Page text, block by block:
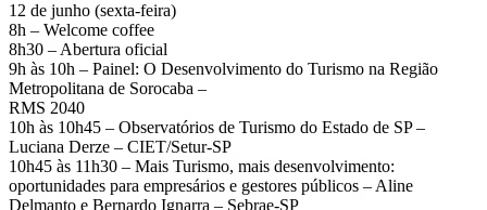
12 de junho (sexta-feira)
8h – Welcome coffee
8h30 – Abertura oficial
9h às 10h – Painel: O Desenvolvimento do Turismo na Região
Metropolitana de Sorocaba –
RMS 2040
10h às 10h45 – Observatórios de Turismo do Estado de SP –
Luciana Derze – CIET/Setur-SP
10h45 às 11h30 – Mais Turismo, mais desenvolvimento:
oportunidades para empresários e gestores públicos – Aline
Delmanto e Bernardo Ignarra – Sebrae-SP